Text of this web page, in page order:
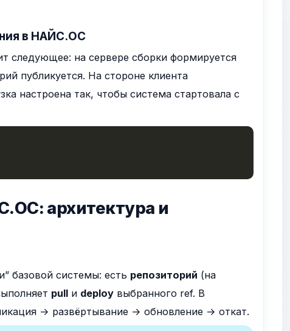
в НАЙС.ОС
следующее: на сервере сборки формируется
публикуется. На стороне клиента
настроена так, чтобы система стартовала с
архитектура и
базовой системы: есть репозиторий (на
pullи deployвыбранного ref. В
→ развёртывание → обновление → откат.